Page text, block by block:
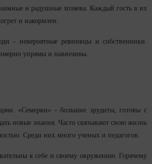
и радушные хозяева. Каждый гость в их
и накормлен.
- невероятные ревнивцы и собственники.
упрямы и навязчивы.
«Семерки» - большие эрудиты, готовы с
новые знания. Часто связывают свою жизнь
Среди них много ученых и педагогов.
к себе и своему окружению. Горячему